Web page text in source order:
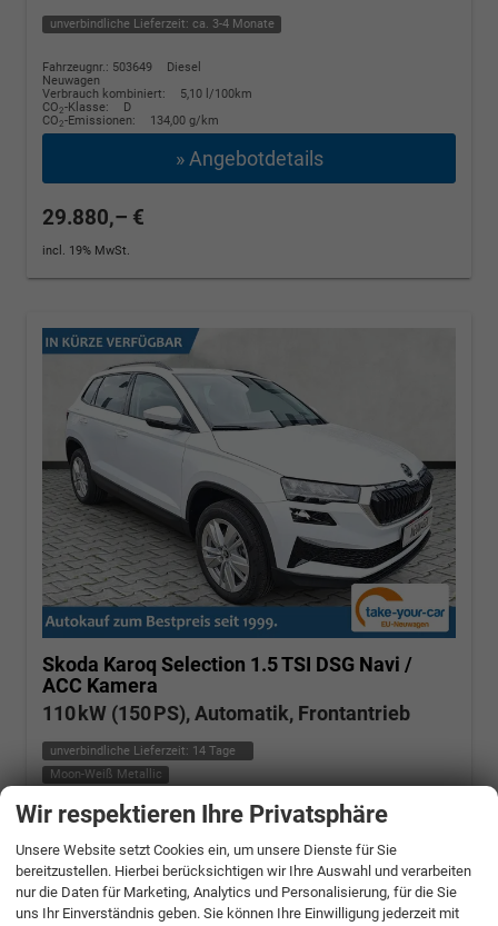
unverbindliche Lieferzeit: ca. 3-4 Monate
Fahrzeugnr.: 503649
Diesel
Neuwagen
Verbrauch kombiniert:
5,10 l/100km
CO2-Klasse:
D
CO2-Emissionen: 134,00 g/km
» Angebotdetails
29.880,– €
incl. 19% MwSt.
Skoda Karoq Selection 1.5 TSI DSG Navi /
ACC Kamera
110 kW (150 PS), Automatik, Frontantrieb
unverbindliche Lieferzeit: 14 Tage
Moon-Weiß Metallic
Fahrzeugnr.: 506662
Benzin
Fahrzeug mit Tageszulassung
Verbrauch kombiniert:
6,20 l/100km
CO -Klasse:
E
CO2-Emissionen: 140,00 g/km
» Angebotdetails
Wir respektieren Ihre Privatsphäre
Unsere Website setzt Cookies ein, um unsere Dienste für Sie
bereitzustellen. Hierbei berücksichtigen wir Ihre Auswahl und verarbeiten
nur die Daten für Marketing, Analytics und Personalisierung, für die Sie
uns Ihr Einverständnis geben. Sie können Ihre Einwilligung jederzeit mit